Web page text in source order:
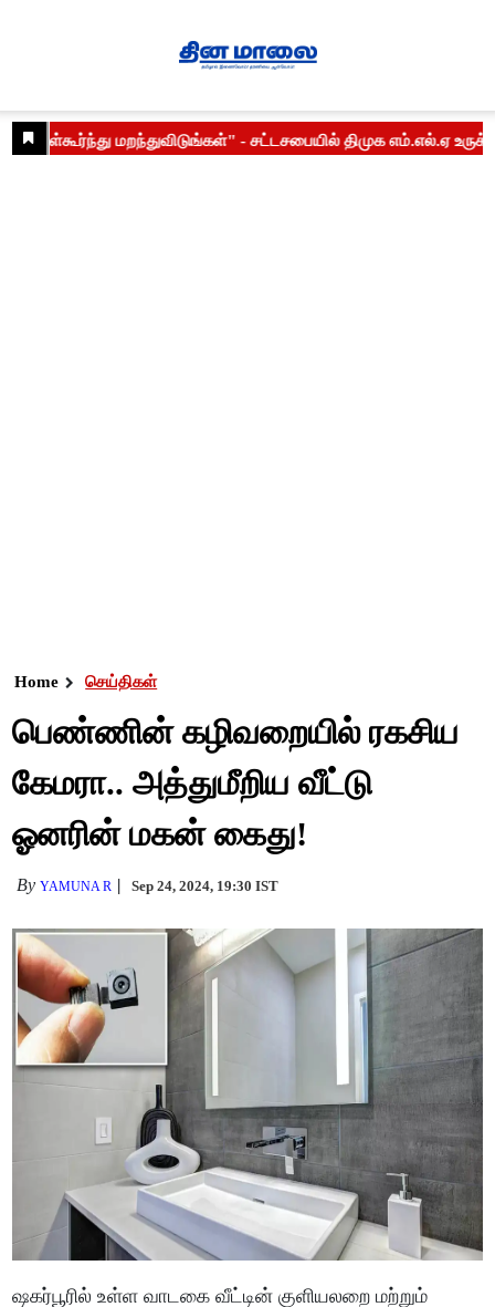
Home செய்திகள்
பெண்ணின் கழிவறையில் ரகசிய
கேமரா.. அத்துமீறிய வீட்டு
ஓனரின் மகன் கைது!
ByYAMUNA R Sep 24, 2024, 19:30 IST
ஷகர்பூரில் உள்ள வாடகை வீட்டின் குளியலறை மற்றும்